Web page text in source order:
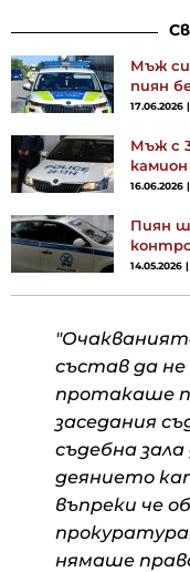
Мъж си
пиян
17.06.2026
Мъж с
16.06.2026
Пиян
14.05.2026
състав да
протакаше
заседания
съдебна
деянието
въпреки че
нямаше